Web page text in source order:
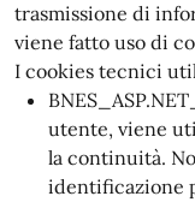
trasmissione di
viene fatto uso di
I cookies tecnici
utente, viene
la continuità.
identificazione